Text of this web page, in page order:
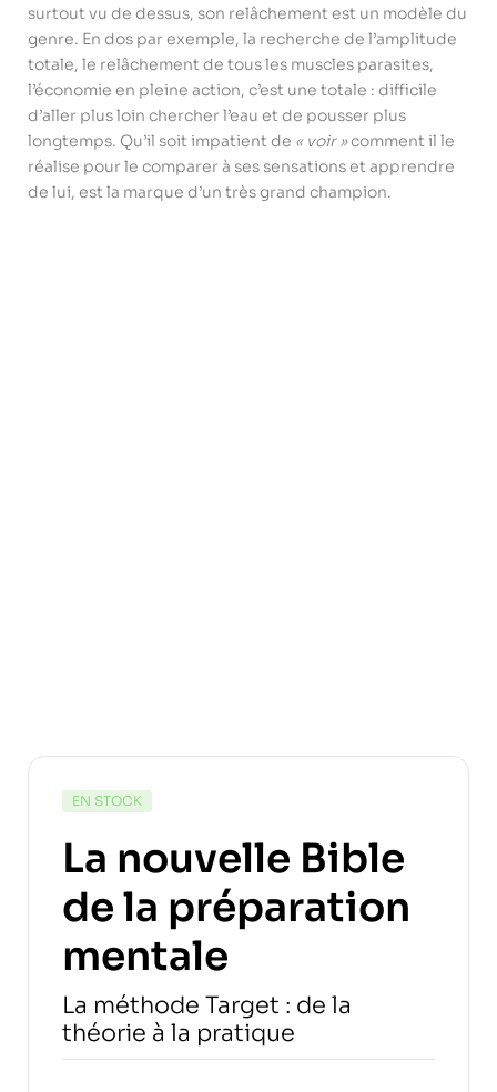
surtout vu de dessus, son relâchement est un modèle du
genre. En dos par exemple, la recherche de l’amplitude
totale, le relâchement de tous les muscles parasites,
l’économie en pleine action, c’est une totale : difficile
d’aller plus loin chercher l’eau et de pousser plus
longtemps. Qu’il soit impatient de « voir »comment il le
réalise pour le comparer à ses sensations et apprendre
de lui, est la marque d’un très grand champion.
EN STOCK
La nouvelle Bible
de la préparation
mentale
La méthode Target : de la
théorie à la pratique